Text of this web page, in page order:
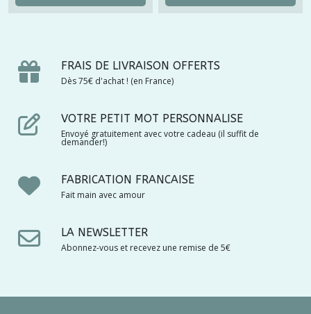
FRAIS DE LIVRAISON OFFERTS
Dès 75€ d'achat ! (en France)
VOTRE PETIT MOT PERSONNALISE
Envoyé gratuitement avec votre cadeau (il suffit de
demander!)
FABRICATION FRANCAISE
Fait main avec amour
LA NEWSLETTER
Abonnez-vous et recevez une remise de 5€